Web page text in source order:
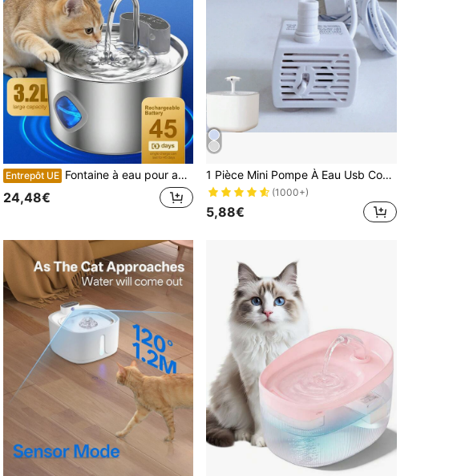
Entrepôt UE Fontaine à eau pour animaux de compagnie 3,2L/108oz, fontaine à eau sans fil rechargeable pour chat, fontaine à eau en acier inoxydable avec capteur de mouvement, trois modes de boisson (mode capteur & mode minuterie & mode continu), distributeur d'eau silencieux avec design de robinet pour chats et chiens
24,48€
1 Pièce Mini Pompe À Eau Usb Convient Pour Fontaine D'eau Pour Animaux Domestiques Et Pompe D'aquarium
(1000+)
5,88€